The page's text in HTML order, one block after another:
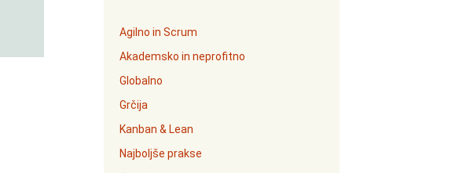
Agilno in Scrum
Akademsko in neprofitno
Globalno
Grčija
Kanban & Lean
Najboljše prakse